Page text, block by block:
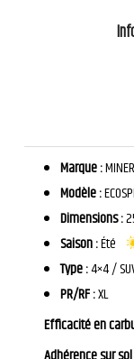
Marque :
Modèle :
Dimensions :
Saison :Été
Type :4×4 /
PR/RF :XL
Efficacité en